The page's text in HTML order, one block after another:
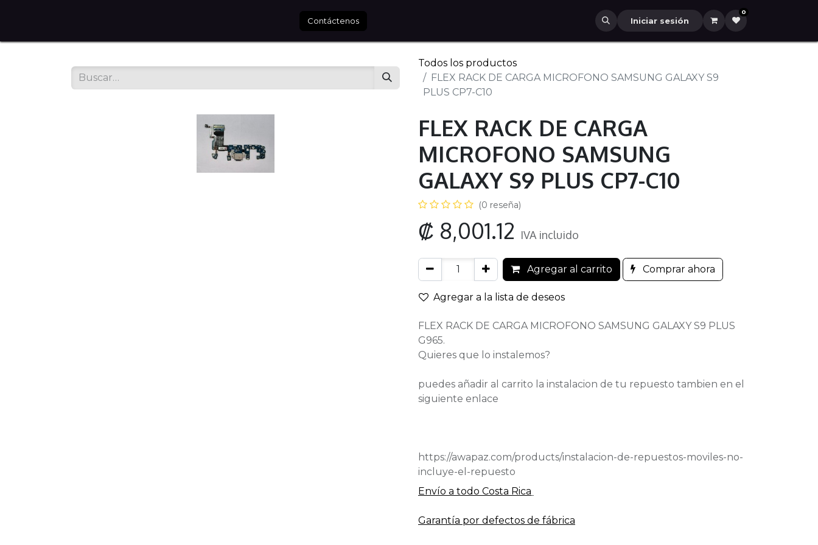
Contáctenos Iniciar sesión
0
Todos los productos
FLEX RACK DE CARGA MICROFONO SAMSUNG GALAXY S9
PLUS CP7-C10
FLEX RACK DE CARGA
MICROFONO SAMSUNG
GALAXY S9 PLUS CP7-C10
(0 reseña)
₡ 8,001.12 IVA incluido
Agregar al carrito Comprar ahora
Agregar a la lista de deseos
FLEX RACK DE CARGA MICROFONO SAMSUNG GALAXY S9 PLUS
G965.
Quieres que lo instalemos?
puedes añadir al carrito la instalacion de tu repuesto tambien en el
siguiente enlace
https://awapaz.com/products/instalacion-de-repuestos-moviles-no-
incluye-el-repuesto
Envío a todo​ Costa Rica
Garantía por defectos de fábrica